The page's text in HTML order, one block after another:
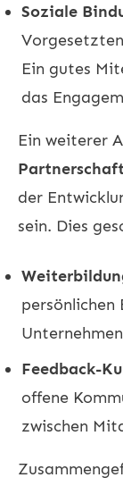
Soziale
Ein gutes
das
Ein weiterer
der
sein. Dies
persönlichen
Feedback-
offene
zwischen